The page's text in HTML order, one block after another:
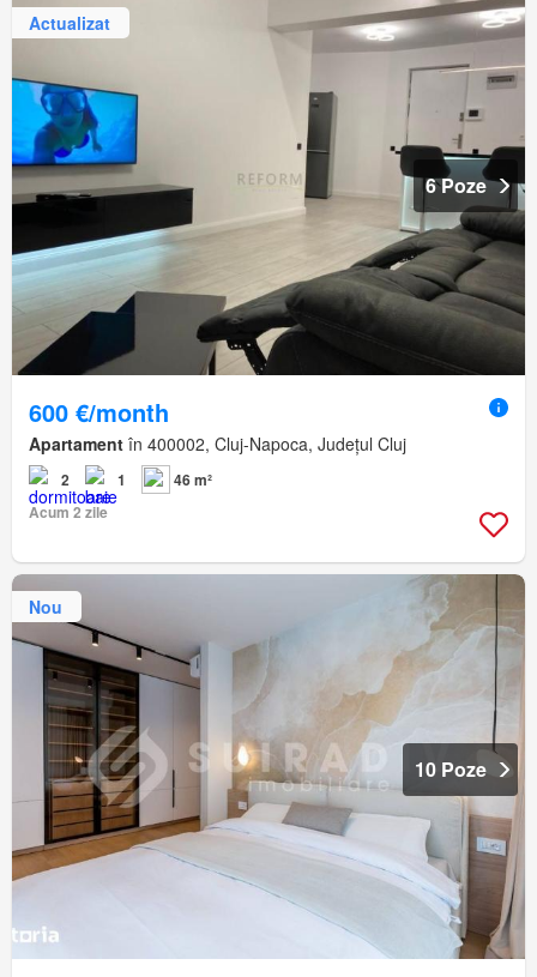
Actualizat
6 Poze
600 €/month
Apartament în 400002, Cluj-Napoca, Județul Cluj
2 1
46 m²
Acum 2 zile
Nou
10 Poze